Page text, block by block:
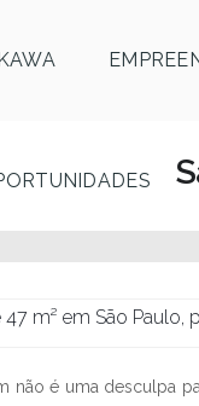
m² em São
não é uma desculpa